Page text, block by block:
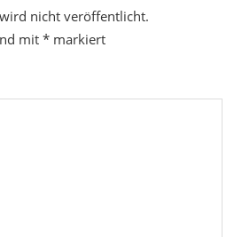
nicht veröffentlicht.
mit *markiert